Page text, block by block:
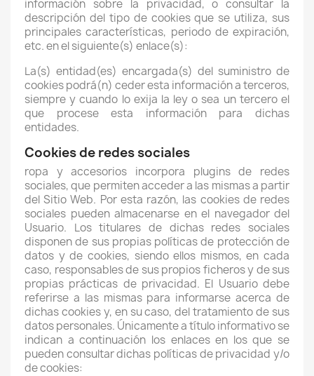
información sobre la privacidad, o consultar la
descripción del tipo de cookies que se utiliza, sus
principales características, periodo de expiración,
etc. en el siguiente(s) enlace(s):
La(s) entidad(es) encargada(s) del suministro de
cookies podrá(n) ceder esta información a terceros,
siempre y cuando lo exija la ley o sea un tercero el
que procese esta información para dichas
entidades.
Cookies de redes sociales
ropa y accesorios incorpora plugins de redes
sociales, que permiten acceder a las mismas a partir
del Sitio Web. Por esta razón, las cookies de redes
sociales pueden almacenarse en el navegador del
Usuario. Los titulares de dichas redes sociales
disponen de sus propias políticas de protección de
datos y de cookies, siendo ellos mismos, en cada
caso, responsables de sus propios ficheros y de sus
propias prácticas de privacidad. El Usuario debe
referirse a las mismas para informarse acerca de
dichas cookies y, en su caso, del tratamiento de sus
datos personales. Únicamente a título informativo se
indican a continuación los enlaces en los que se
pueden consultar dichas políticas de privacidad y/o
de cookies: